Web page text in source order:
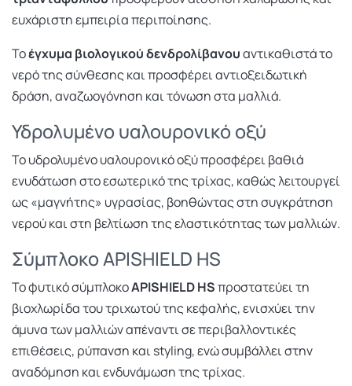
ευχάριστη εμπειρία περιποίησης.
Τοέγχυμα βιολογικού δενδρολίβανουαντικαθιστά το
νερό της σύνθεσης και προσφέρει αντιοξειδωτική
δράση, αναζωογόνηση και τόνωση στα μαλλιά.
Υδρολυμένο υαλουρονικό οξύ
Το υδρολυμένο υαλουρονικό οξύ προσφέρει βαθιά
ενυδάτωση στο εσωτερικό της τρίχας, καθώς λειτουργεί
ως «μαγνήτης» υγρασίας, βοηθώντας στη συγκράτηση
νερού και στη βελτίωση της ελαστικότητας των μαλλιών.
Σύμπλοκο APISHIELD HS
Το φυτικό σύμπλοκοAPISHIELD HSπροστατεύει τη
βιοχλωρίδα του τριχωτού της κεφαλής, ενισχύει την
άμυνα των μαλλιών απέναντι σε περιβαλλοντικές
επιθέσεις, ρύπανση και styling, ενώ συμβάλλει στην
αναδόμηση και ενδυνάμωση της τρίχας.